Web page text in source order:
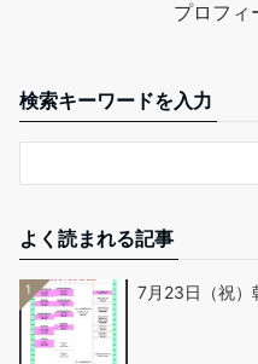
プロフィ
検索キーワードを入力
よく読まれる記事
1 7月23日（祝）